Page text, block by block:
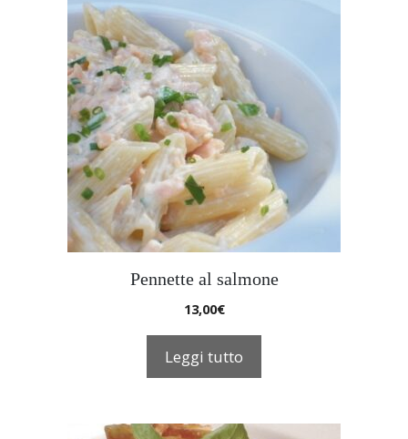
Pennette al salmone
13,00€
Leggi tutto